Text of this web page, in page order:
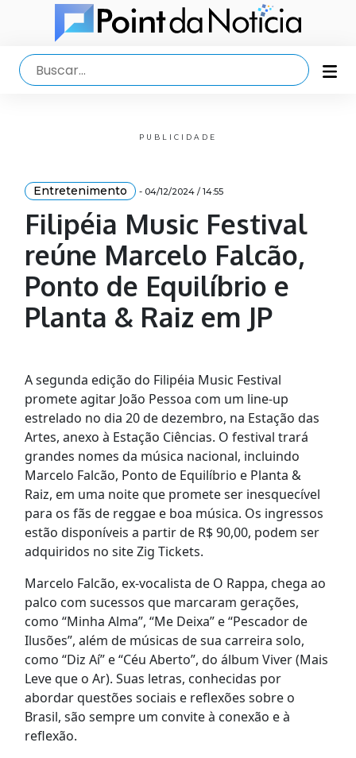
PUBLICIDADE
Entretenimento - 04/12/2024 / 14:55
Filipéia Music Festival
reúne Marcelo Falcão,
Ponto de Equilíbrio e
Planta & Raiz em JP
A segunda edição do Filipéia Music Festival
promete agitar João Pessoa com um line-up
estrelado no dia 20 de dezembro, na Estação das
Artes, anexo à Estação Ciências. O festival trará
grandes nomes da música nacional, incluindo
Marcelo Falcão, Ponto de Equilíbrio e Planta &
Raiz, em uma noite que promete ser inesquecível
para os fãs de reggae e boa música. Os ingressos
estão disponíveis a partir de R$ 90,00, podem ser
adquiridos no site Zig Tickets.
Marcelo Falcão, ex-vocalista de O Rappa, chega ao
palco com sucessos que marcaram gerações,
como “Minha Alma”, “Me Deixa” e “Pescador de
Ilusões”, além de músicas de sua carreira solo,
como “Diz Aí” e “Céu Aberto”, do álbum Viver (Mais
Leve que o Ar). Suas letras, conhecidas por
abordar questões sociais e reflexões sobre o
Brasil, são sempre um convite à conexão e à
reflexão.